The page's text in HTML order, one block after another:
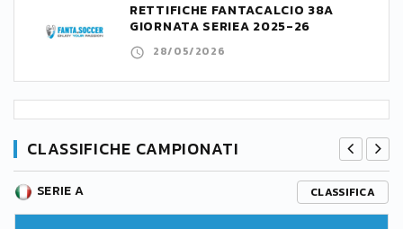
RETTIFICHE FANTACALCIO 38A
GIORNATA SERIEA 2025-26
28/05/2026
CLASSIFICHE CAMPIONATI
SERIE A CLASSIFICA